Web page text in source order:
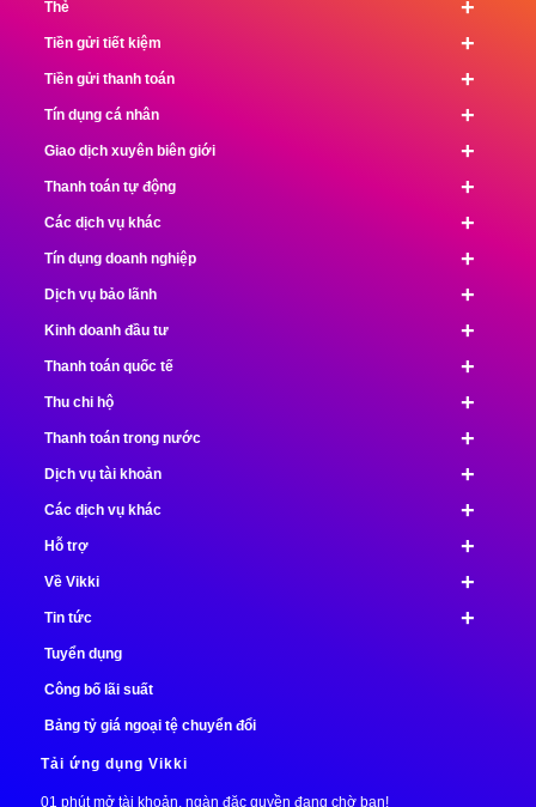
+
Thẻ
+
Tiền gửi tiết kiệm
+
Tiền gửi thanh toán
+
Tín dụng cá nhân
+
Giao dịch xuyên biên giới
+
Thanh toán tự động
+
Các dịch vụ khác
+
Tín dụng doanh nghiệp
+
Dịch vụ bảo lãnh
+
Kinh doanh đầu tư
+
Thanh toán quốc tế
+
Thu chi hộ
+
Thanh toán trong nước
+
Dịch vụ tài khoản
+
Các dịch vụ khác
+
Hỗ trợ
+
Về Vikki
+
Tin tức
Tuyển dụng
Công bố lãi suất
Bảng tỷ giá ngoại tệ chuyển đổi
Tải ứng dụng Vikki
01 phút mở tài khoản, ngàn đặc quyền đang chờ bạn!